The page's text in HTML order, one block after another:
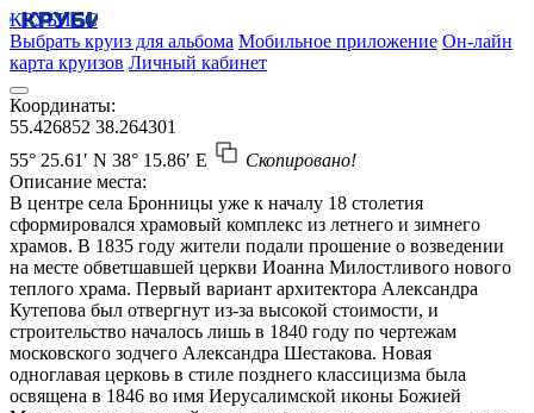
КРУБИСС
Выбрать круиз для альбома Мобильное приложение Он-лайн
карта круизов Личный кабинет
Координаты:
55.426852 38.264301
55° 25.61′ N 38° 15.86′ E
Скопировано!
Описание места:
В центре села Бронницы уже к началу 18 столетия
сформировался храмовый комплекс из летнего и зимнего
храмов. В 1835 году жители подали прошение о возведении
на месте обветшавшей церкви Иоанна Милостливого нового
теплого храма. Первый вариант архитектора Александра
Кутепова был отвергнут из-за высокой стоимости, и
строительство началось лишь в 1840 году по чертежам
московского зодчего Александра Шестакова. Новая
одноглавая церковь в стиле позднего классицизма была
освящена в 1846 во имя Иерусалимской иконы Божией